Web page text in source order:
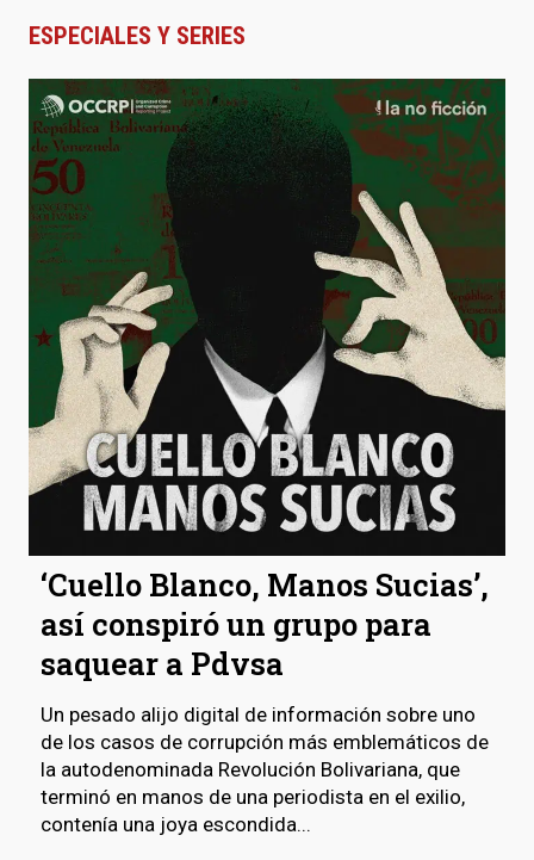
ESPECIALES Y SERIES
‘Cuello Blanco, Manos Sucias’,
así conspiró un grupo para
saquear a Pdvsa
Un pesado alijo digital de información sobre uno
de los casos de corrupción más emblemáticos de
la autodenominada Revolución Bolivariana, que
terminó en manos de una periodista en el exilio,
contenía una joya escondida...